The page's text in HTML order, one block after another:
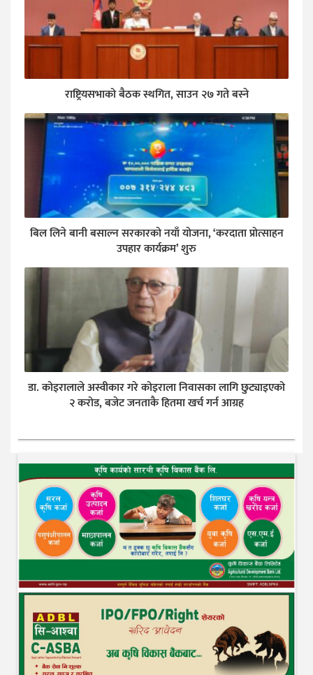
राष्ट्रियसभाको बैठक स्थगित, साउन २७ गते बस्ने
बिल लिने बानी बसाल्न सरकारको नयाँ योजना, ‘करदाता प्रोत्साहन
उपहार कार्यक्रम’ शुरु
डा. कोइरालाले अस्वीकार गरे कोइराला निवासका लागि छुट्याइएको
२ करोड, बजेट जनताकै हितमा खर्च गर्न आग्रह